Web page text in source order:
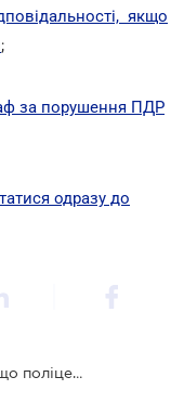
якщо
;
за порушення ПДР
одразу до
Водій не повинен платити штраф, якщо поліцейський не дозволив йому залучити адвоката